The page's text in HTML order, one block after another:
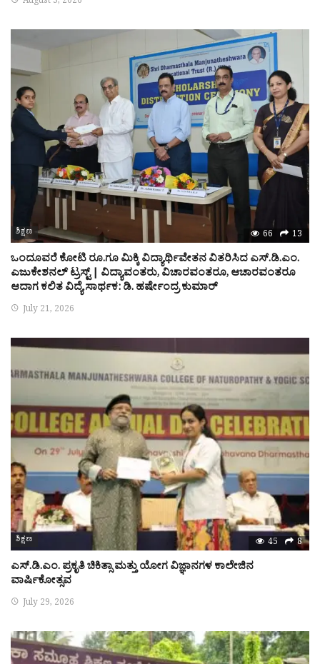
ಶಿಕ್ಷಣ 66 13
ಒಂದೂವರೆ ಕೋಟಿ ರೂ.ಗೂ ಮಿಕ್ಕಿ ವಿದ್ಯಾರ್ಥಿವೇತನ ವಿತರಿಸಿದ ಎಸ್.ಡಿ.ಎಂ.
ಎಜುಕೇಶನಲ್ ಟ್ರಸ್ಟ್ | ವಿದ್ಯಾವಂತರು, ವಿಚಾರವಂತರೂ, ಆಚಾರವಂತರೂ
ಆದಾಗ ಕಲಿತ ವಿದ್ಯೆ ಸಾರ್ಥಕ: ಡಿ. ಹರ್ಷೇಂದ್ರ ಕುಮಾರ್
July 21, 2026
ಶಿಕ್ಷಣ 45 8
ಎಸ್.ಡಿ.ಎಂ. ಪ್ರಕೃತಿ ಚಿಕಿತ್ಸಾ ಮತ್ತು ಯೋಗ ವಿಜ್ಞಾನಗಳ ಕಾಲೇಜಿನ
ವಾರ್ಷಿಕೋತ್ಸವ
July 29, 2026